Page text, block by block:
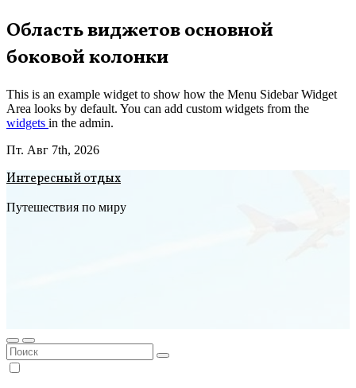
Перейти
к
содержимому
Область виджетов основной
боковой колонки
This is an example widget to show how the Menu Sidebar Widget
Area looks by default. You can add custom widgets from the
widgets in the admin.
Пт. Авг 7th, 2026
Интересный отдых
Путешествия по миру